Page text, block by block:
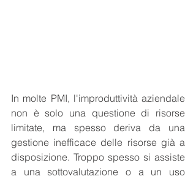
In molte PMI, l'improduttività aziendale
non è solo una questione di risorse
limitate, ma spesso deriva da una
gestione inefficace delle risorse già a
disposizione. Troppo spesso si assiste
a una sottovalutazione o a un uso